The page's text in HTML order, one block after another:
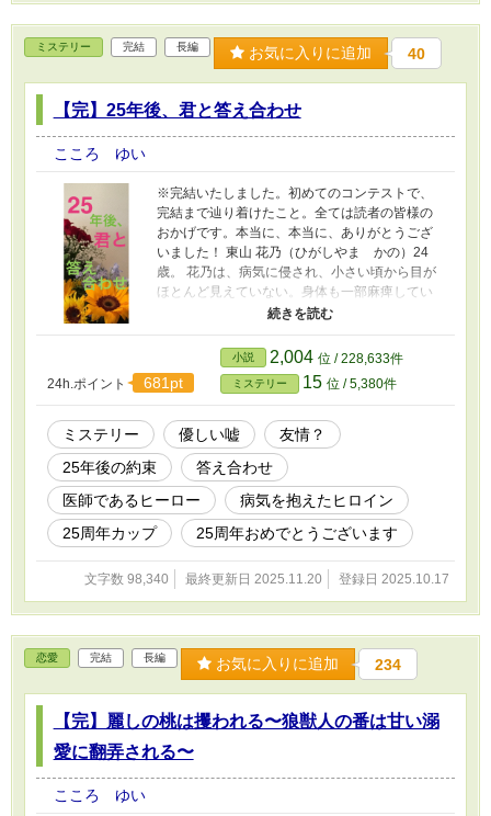
ま。 全てをベールに包まれて...いつしかそんな
法があること自体、国民たちは忘れ去ってい
く。 さて。時折、絵本や小説でフィクションの
は...本当に存在するのだろうかーー。 皆が知ら
女の子たちが、個性豊かな獣人たちに溺愛され
る...これはそんなお話です。 ※作品の無断転
載、AI学習など一切を固くお断りいたします。
（Do not reupload / use my writing for any
purposes, including for AI）
ミステリー 完結 長編 お気に入りに追加 40
【完】25年後、君と答え合わせ
こころ ゆい
※完結いたしました。初めてのコンテストで、
完結まで辿り着けたこと。全ては読者の皆様の
おかげです。本当に、本当に、ありがとうござ
いました！ 東山 花乃（ひがしやま かの）24
歳。 花乃は、病気に侵され、小さい頃から目が
ほとんど見えていない。身体も一部麻痺してい
る。 そんな彼女には異性の親友がいた。 手越 千
春（てごし ちはる）29歳。 5歳の頃、院内で出
会った男の子。成長して医師になり、今では花
乃の担当医をしてくれている。 千春の祖父は、
花乃の入院する大きな病院の医院長。千春は将
来この病院を継ぐ跡取りだ。 花乃と出会った頃
の千春は、妙に大人びた冷めた子供。人を信用
しない性格。 交流を続けるなかで、花乃とは友
人関係を築いていくが、まだどこか薄暗い部分
を抱えたまま。 「ずっと友達ね」 無邪気に笑う
花乃に、千春は言った。 「ずっと友達、なんて
ありえない」 「...じゃぁ、25年後、答え合わせ
をしましょう？」 「25年後？」 「そう。25年
後、あなたと私がまだ友達か。答え合わせする
の」 「いいけど...どうして25年後なの？」 「...
だろうか。花乃は、過保護な千春や両親、友人
たちに支えられながら、病気と向き合ってい
は千春にまつわるある事実を知ることになって
いくーー。 25年後、花乃と千春が出した答えと
24h.ポイント 681pt
小説 2,004 位 / 228,633件
ミステリー 15 位 / 5,380件
ミステリー 優しい嘘
友情？
25年後の約束
答え合わせ
医師であるヒーロー
病気を抱えたヒロイン
25周年カップ
25周年おめでとうございます
文字数 98,340 最終更新日 2025.11.20 登録日 2025.10.17
恋愛 完結 長編 お気に入りに追加 234
【完】麗しの桃は攫われる〜狼獣人の番は甘い溺
愛に翻弄される〜
こころ ゆい